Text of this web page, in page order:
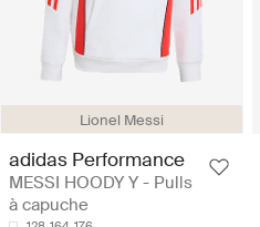
Lionel Messi
adidas Performance
MESSI HOODY Y - Pulls
à capuche